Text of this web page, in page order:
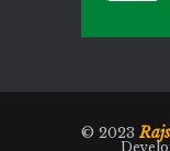
© 2023